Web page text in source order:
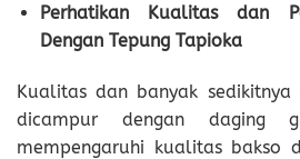
Perhatikan Kualitas dan
Dengan Tepung Tapioka
Kualitas dan banyak
dicampur dengan daging
mempengaruhi kualitas bakso